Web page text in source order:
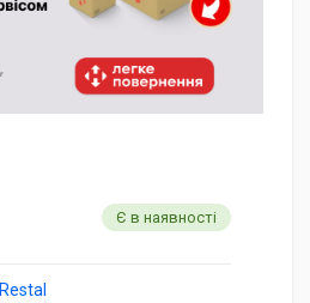
Є в наявності
Restal